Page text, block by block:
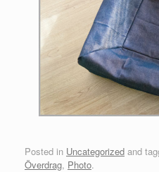
Posted in Uncategorized and
Överdrag, Photo.